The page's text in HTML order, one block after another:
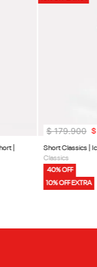
|
Short Classics |
Classics
40% OFF
10% OFF EXTRA
$ 179.900 $